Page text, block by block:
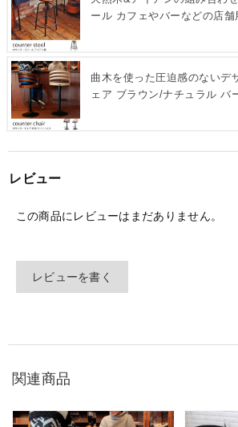
ール カフェやバーなどの店舗
曲木を使った圧迫感のないデ
ェア ブラウン/ナチュラル バ
レビュー
この商品にレビューはまだありません。
レビューを書く
関連商品